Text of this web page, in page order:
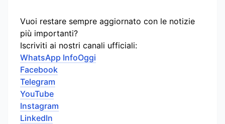
Vuoi restare sempre aggiornato con le notizie
più importanti?
Iscriviti ai nostri canali ufficiali:
WhatsApp InfoOggi
Facebook
Telegram
YouTube
Instagram
LinkedIn